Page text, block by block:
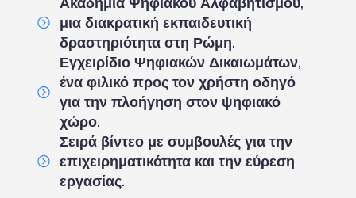
μια διακρατική εκπαιδευτική
δραστηριότητα στη Ρώμη.
Εγχειρίδιο Ψηφιακών Δικαιωμάτων,
ένα φιλικό προς τον χρήστη οδηγό
για την πλοήγηση στον ψηφιακό
χώρο.
Σειρά βίντεο με συμβουλές για την
επιχειρηματικότητα και την εύρεση
εργασίας.